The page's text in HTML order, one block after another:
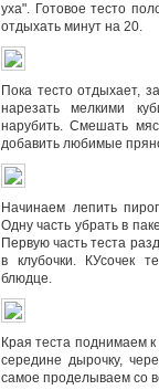
уха". Готовое тесто
отдыхать минут на 20.
Пока тесто отдыхает,
нарезать мелкими
нарубить. Смешать
добавить любимые
Начинаем лепить
Одну часть убрать в
Первую часть теста
в клубочки. КУсочек
блюдце.
Края теста поднимаем
середине дырочку,
самое проделываем со